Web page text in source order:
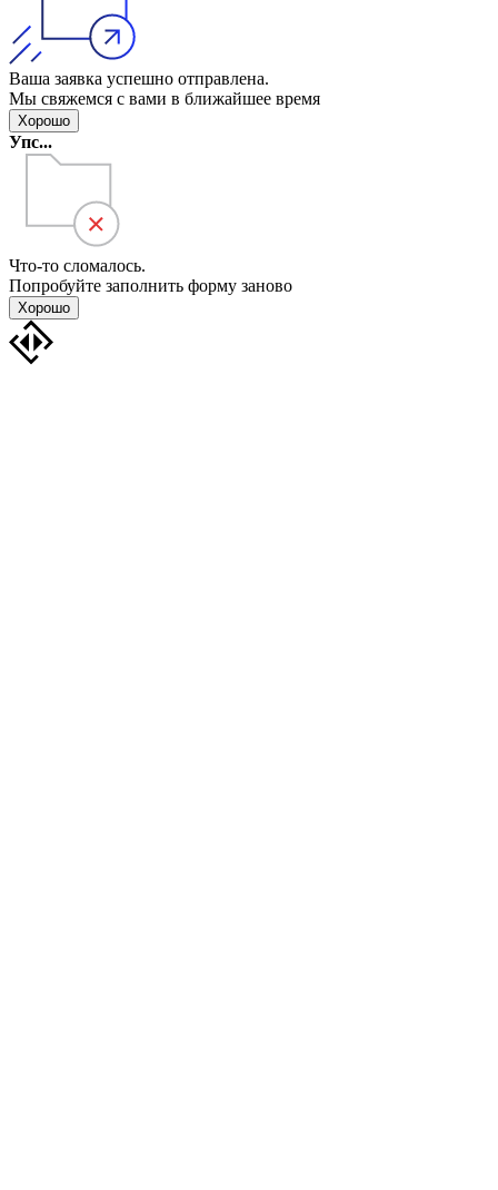
Ваша заявка успешно отправлена.
Мы свяжемся с вами в ближайшее время
Хорошо
Упс...
Что-то сломалось.
Попробуйте заполнить форму заново
Хорошо